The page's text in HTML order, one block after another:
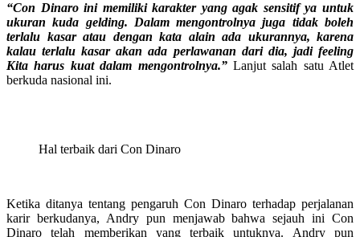
“Con Dinaro ini memiliki karakter yang agak sensitif ya untuk
ukuran kuda gelding. Dalam mengontrolnya juga tidak boleh
terlalu kasar atau dengan kata alain ada ukurannya, karena
kalau terlalu kasar akan ada perlawanan dari dia, jadi feeling
Kita harus kuat dalam mengontrolnya.”Lanjut salah satu Atlet
berkuda nasional ini.
Hal terbaik dari Con Dinaro
Ketika ditanya tentang pengaruh Con Dinaro terhadap perjalanan
karir berkudanya, Andry pun menjawab bahwa sejauh ini Con
Dinaro telah memberikan yang terbaik untuknya. Andry pun